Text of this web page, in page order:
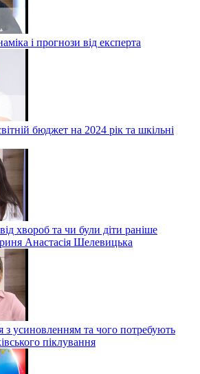
і прогнози від експерта
бюджет на 2024 рік та шкільні
хвороб та чи були діти раніше
Анастасія Шелевицька
з усиновленням та чого потребують
піклування